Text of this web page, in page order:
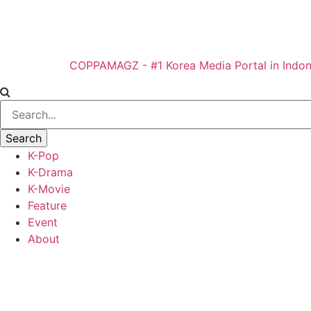
COPPAMAGZ - #1 Korea Media Portal in
K-Pop
K-Drama
K-Movie
Feature
Event
About